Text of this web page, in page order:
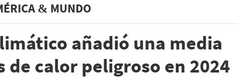
& MUNDO
añadió una media
de calor peligroso en 2024